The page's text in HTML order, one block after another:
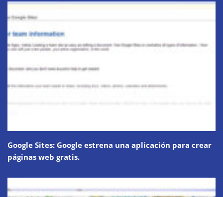
Google Sites: Google estrena una aplicación para crear
páginas web gratis.